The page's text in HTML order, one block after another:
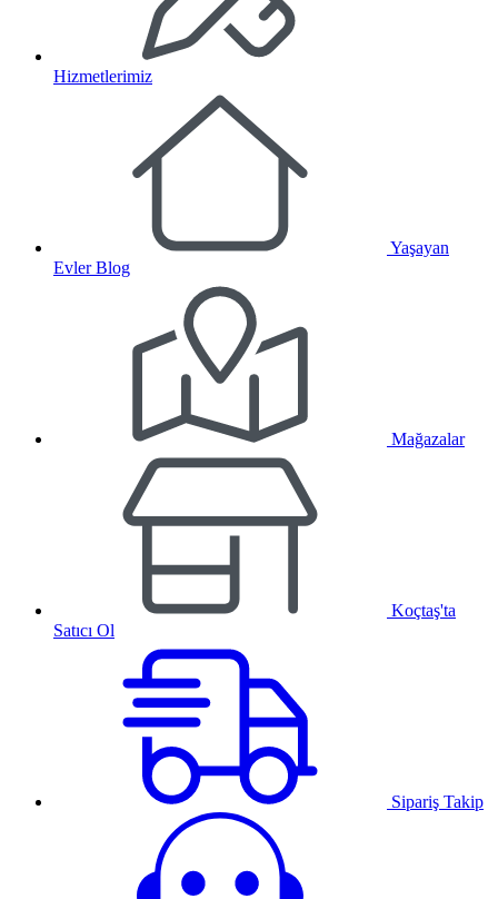
Hizmetlerimiz
Yaşayan
Evler Blog
Mağazalar
Koçtaş'ta
Satıcı Ol
Sipariş Takip